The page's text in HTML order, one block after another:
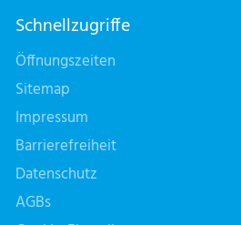
Schnellzugriffe
Öffnungszeiten
Sitemap
Impressum
Barrierefreiheit
Datenschutz
AGBs